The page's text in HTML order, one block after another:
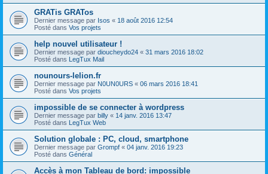
GRATis GRATos
Dernier message par Isos « 18 août 2016 12:54
Posté dans Vos projets
help nouvel utilisateur !
Dernier message par dioucheydo24 « 31 mars 2016 18:02
Posté dans LegTux Mail
nounours-lelion.fr
Dernier message par N0UN0URS « 06 mars 2016 18:41
Posté dans Vos projets
impossible de se connecter à wordpress
Dernier message par billy « 14 janv. 2016 13:47
Posté dans LegTux Web
Solution globale : PC, cloud, smartphone
Dernier message par Grompf « 04 janv. 2016 19:23
Posté dans Général
Accès à mon Tableau de bord: impossible